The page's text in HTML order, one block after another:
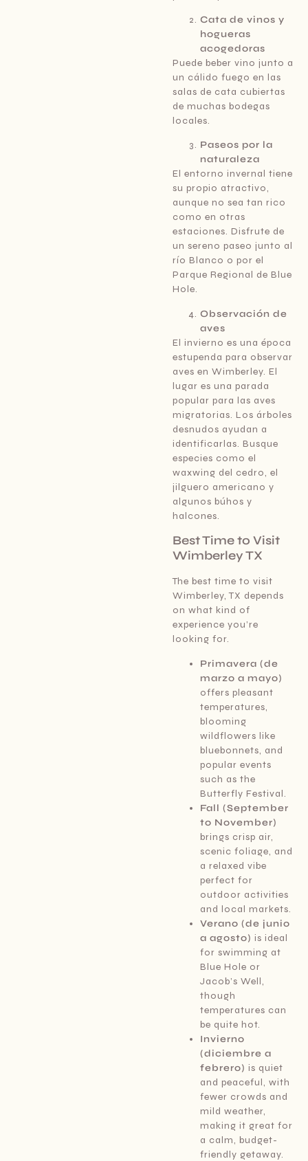
Cata de vinos y
hogueras
acogedoras
Puede beber vino junto a
un cálido fuego en las
salas de cata cubiertas
de muchas bodegas
locales.
Paseos por la
naturaleza
El entorno invernal tiene
su propio atractivo,
aunque no sea tan rico
como en otras
estaciones. Disfrute de
un sereno paseo junto al
río Blanco o por el
Parque Regional de Blue
Hole.
Observación de
aves
El invierno es una época
estupenda para observar
aves en Wimberley. El
lugar es una parada
popular para las aves
migratorias. Los árboles
desnudos ayudan a
identificarlas. Busque
especies como el
waxwing del cedro, el
jilguero americano y
algunos búhos y
halcones.
Best Time to Visit
Wimberley TX
The best time to visit
Wimberley, TX depends
on what kind of
experience you’re
looking for.
Primavera (de
marzo a mayo)
offers pleasant
temperatures,
blooming
wildflowers like
bluebonnets, and
popular events
such as the
Butterfly Festival.
Fall (September
to November)
brings crisp air,
scenic foliage, and
a relaxed vibe
perfect for
outdoor activities
and local markets.
Verano (de junio
a agosto) is ideal
for swimming at
Blue Hole or
Jacob’s Well,
though
temperatures can
be quite hot.
Invierno
(diciembre a
febrero) is quiet
and peaceful, with
fewer crowds and
mild weather,
making it great for
a calm, budget-
friendly getaway.